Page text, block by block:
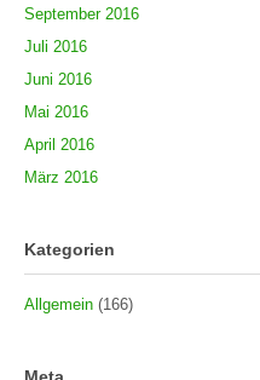
September 2016
Juli 2016
Juni 2016
Mai 2016
April 2016
März 2016
Kategorien
Allgemein (166)